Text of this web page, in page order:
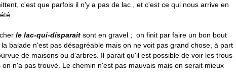
c'est que parfois il n'y a pas de lac , et c'est ce qui nous arrive en
.
le lac-qui-disparait sont en gravel ; on finit par faire un bon bout
balade n'est pas désagréable mais on ne voit pas grand chose, à part
de maisons ou d'arbres. Il parait qu'il est possible de voir les trous
n'a pas trouvé. Le chemin n'est pas mauvais mais on serait mieux